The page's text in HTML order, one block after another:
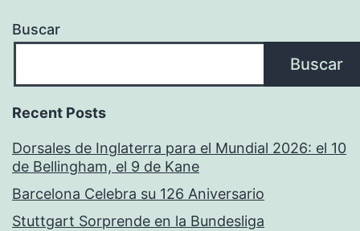
Buscar
Buscar
Recent Posts
Dorsales de Inglaterra para el Mundial 2026: el 10
de Bellingham, el 9 de Kane
Barcelona Celebra su 126 Aniversario
Stuttgart Sorprende en la Bundesliga